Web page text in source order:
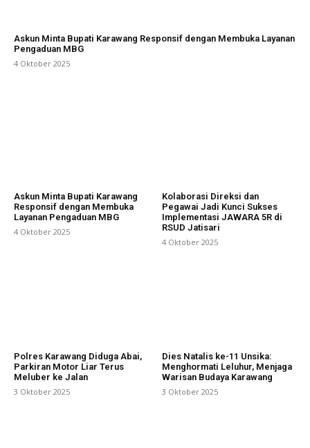
Askun Minta Bupati Karawang Responsif dengan Membuka Layanan
Pengaduan MBG
4 Oktober 2025
Askun Minta Bupati Karawang
Responsif dengan Membuka
Layanan Pengaduan MBG
4 Oktober 2025
Kolaborasi Direksi dan
Pegawai Jadi Kunci Sukses
Implementasi JAWARA 5R di
RSUD Jatisari
4 Oktober 2025
Polres Karawang Diduga Abai,
Parkiran Motor Liar Terus
Meluber ke Jalan
3 Oktober 2025
Dies Natalis ke-11 Unsika:
Menghormati Leluhur, Menjaga
Warisan Budaya Karawang
3 Oktober 2025